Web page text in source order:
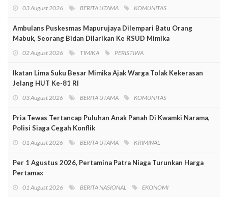
03 August 2026 BERITA UTAMA KOMUNITAS
Ambulans Puskesmas Mapurujaya Dilempari Batu Orang
Mabuk, Seorang Bidan Dilarikan Ke RSUD Mimika
02 August 2026 TIMIKA PERISTIWA
Ikatan Lima Suku Besar Mimika Ajak Warga Tolak Kekerasan
Jelang HUT Ke-81 RI
03 August 2026 BERITA UTAMA KOMUNITAS
Pria Tewas Tertancap Puluhan Anak Panah Di Kwamki Narama,
Polisi Siaga Cegah Konflik
01 August 2026 BERITA UTAMA KRIMINAL
Per 1 Agustus 2026, Pertamina Patra Niaga Turunkan Harga
Pertamax
01 August 2026 BERITA NASIONAL EKONOMI